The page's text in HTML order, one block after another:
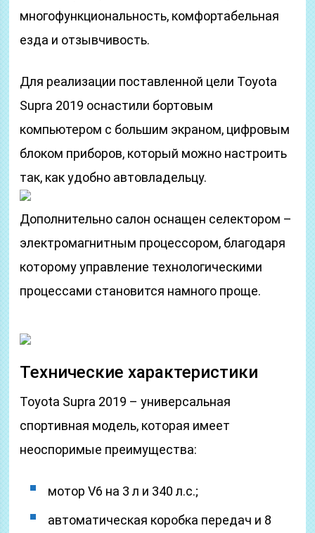
многофункциональность, комфортабельная
езда и отзывчивость.
Для реализации поставленной цели Toyota
Supra 2019 оснастили бортовым
компьютером с большим экраном, цифровым
блоком приборов, который можно настроить
так, как удобно автовладельцу.
Дополнительно салон оснащен селектором –
электромагнитным процессором, благодаря
которому управление технологическими
процессами становится намного проще.
Технические характеристики
Toyota Supra 2019 – универсальная
спортивная модель, которая имеет
неоспоримые преимущества:
мотор V6 на 3 л и 340 л.с.;
автоматическая коробка передач и 8